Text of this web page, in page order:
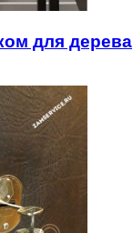
для дерева